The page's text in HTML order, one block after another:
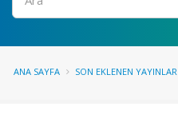
ANA SAYFA SON EKLENEN YAYINLAR